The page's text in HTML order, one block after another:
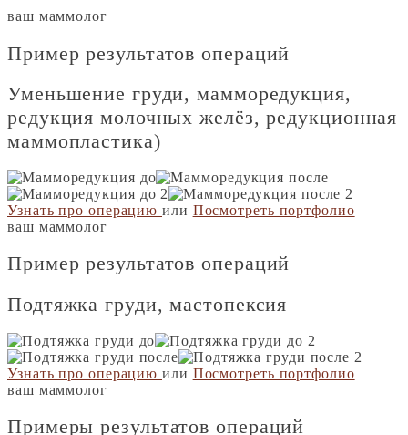
ваш маммолог
Примеррезультатов операций
Уменьшение груди, мамморедукция,
редукция молочных желёз, редукционная
маммопластика)
Узнать про операцию или Посмотреть портфолио
ваш маммолог
Примеррезультатов операций
Подтяжка груди, мастопексия
Узнать про операцию или Посмотреть портфолио
ваш маммолог
Примерырезультатов операций